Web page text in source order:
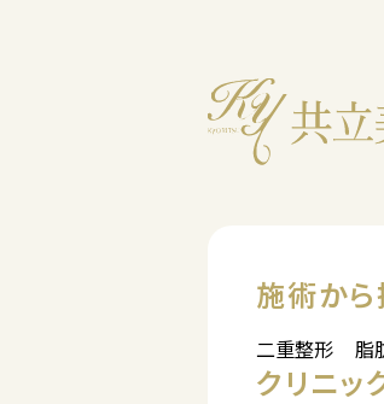
施術か
二重整形 脂
クリニッ